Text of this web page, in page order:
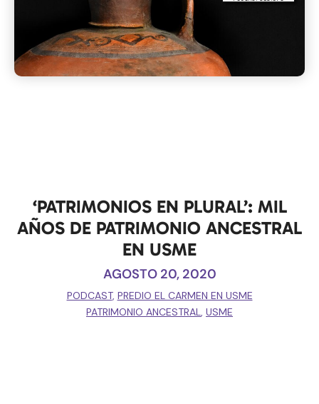
‘PATRIMONIOS EN PLURAL’: MIL
AÑOS DE PATRIMONIO ANCESTRAL
EN USME
AGOSTO 20, 2020
PODCAST, PREDIO EL CARMEN EN USME
PATRIMONIO ANCESTRAL, USME